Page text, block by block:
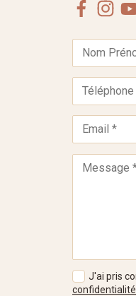
J'ai pris
confidentialité